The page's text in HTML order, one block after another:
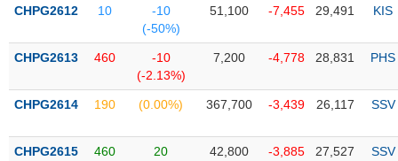
được
quỹ
mục
ETF
Cổ
CHPG2612 10
-10
(-50%)
51,100 -7,455 29,491 KIS
CHPG2613 460
-10
(-2.13%)
7,200 -4,778 28,831 PHS
CHPG2614 190 (0.00%) 367,700 -3,439 26,117 SSV
CHPG2615 460
20
42,800 -3,885 27,527 SSV
DỮ
MỚI